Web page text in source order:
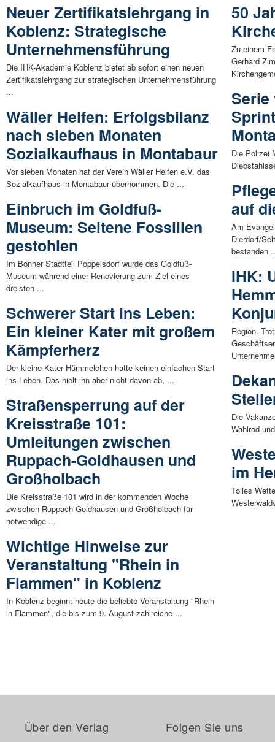
Neuer Zertifikatslehrgang in
Koblenz: Strategische
Unternehmensführung
Die IHK-Akademie Koblenz bietet ab sofort einen neuen
Zertifikatslehrgang zur strategischen Unternehmensführung
...
Wäller Helfen: Erfolgsbilanz
nach sieben Monaten
Sozialkaufhaus in Montabaur
Vor sieben Monaten hat der Verein Wäller Helfen e.V. das
Sozialkaufhaus in Montabaur übernommen. Die ...
Einbruch im Goldfuß-
Museum: Seltene Fossilien
gestohlen
Im Bonner Stadtteil Poppelsdorf wurde das Goldfuß-
Museum während einer Renovierung zum Ziel eines
dreisten ...
Schwerer Start ins Leben:
Ein kleiner Kater mit großem
Kämpferherz
Der kleine Kater Hümmelchen hatte keinen einfachen Start
ins Leben. Das hielt ihn aber nicht davon ab, ...
Straßensperrung auf der
Kreisstraße 101:
Umleitungen zwischen
Ruppach-Goldhausen und
Großholbach
Die Kreisstraße 101 wird in der kommenden Woche
zwischen Ruppach-Goldhausen und Großholbach für
notwendige ...
Wichtige Hinweise zur
Veranstaltung "Rhein in
Flammen" in Koblenz
In Koblenz beginnt heute die beliebte Veranstaltung "Rhein
in Flammen", die bis zum 9. August zahlreiche ...
50
Zu einem
Gerhard
Serie
Die Polizei
auf
Am
Dierdorf/
bestanden
IHK:
Region.
Die
Wahlrod
im
Tolles
Über den Verlag Folgen Sie uns